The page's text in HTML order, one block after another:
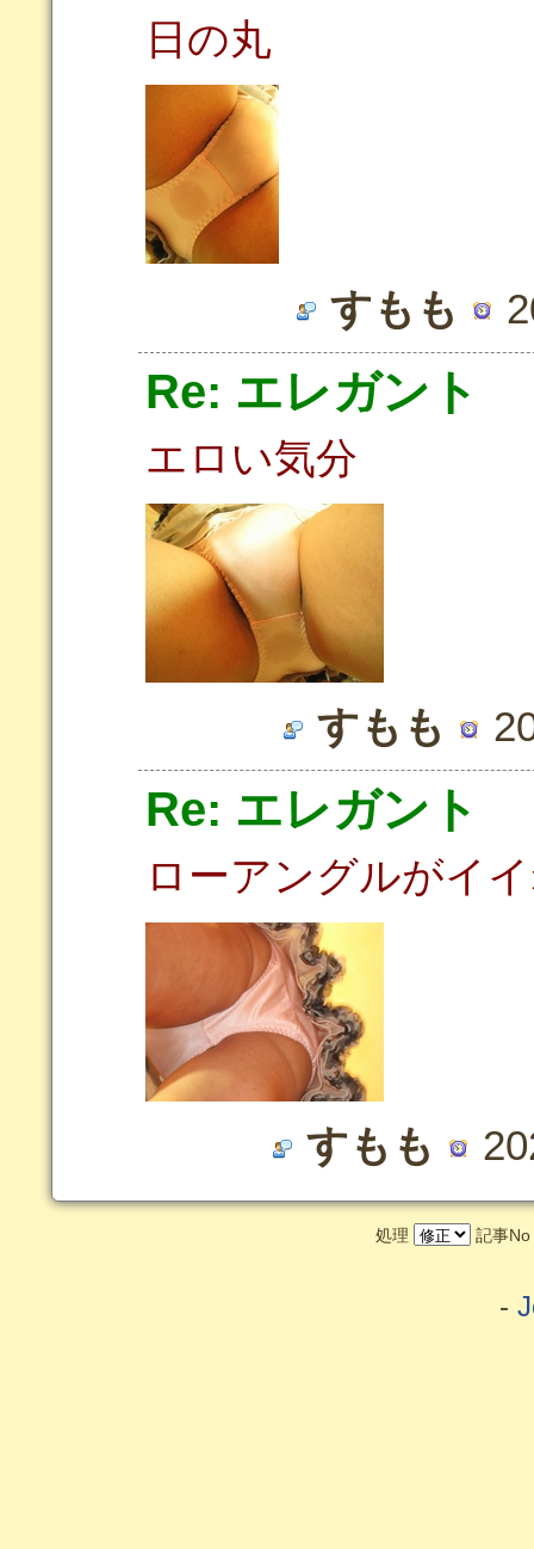
日の丸
すもも
Re: エレガント
エロい気分
すもも
Re: エレガント
ローアングルがイ
すもも
処理 記事No
-